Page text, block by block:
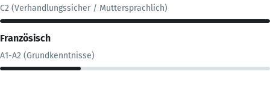
C2 (Verhandlungssicher / Muttersprachlich)
Französisch
A1-A2 (Grundkenntnisse)